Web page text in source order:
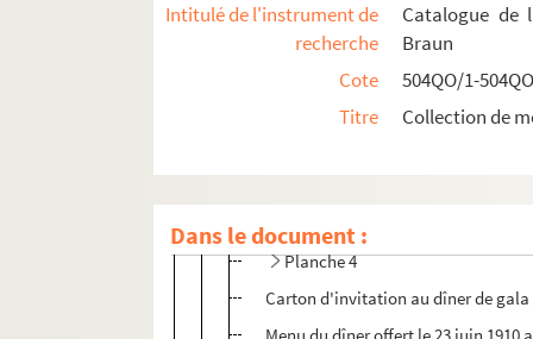
Intitulé de l'instrument de
recherche
Catalogue de
Braun
Cote
504QO/1-
Titre
Collection de
Dans le document :
504QO/14. Shah de Perse, escadre
Voyage du Roi d'Espagne
Planche 4
Carton d'invitation au dîner de gala